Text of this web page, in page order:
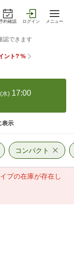
約確認 ログイン メニュー
(水) 17:00
表示
コンパクト
プの在庫が存在し